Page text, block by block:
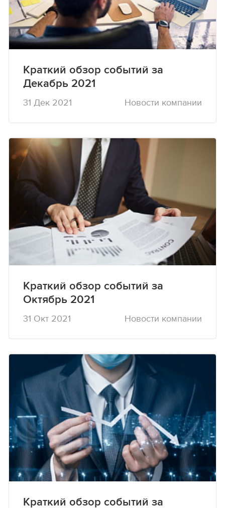
Краткий обзор событий за
Декабрь 2021
31 Дек 2021 Новости компании
Краткий обзор событий за
Октябрь 2021
31 Окт 2021 Новости компании
Краткий обзор событий за